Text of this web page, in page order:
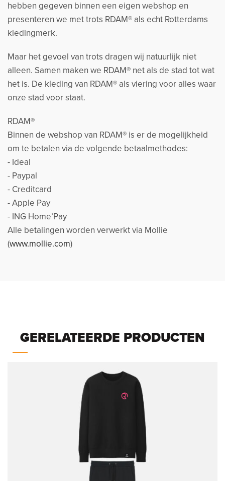
hebben gegeven binnen een eigen webshop en
presenteren we met trots RDAM® als echt Rotterdams
kledingmerk.
Maar het gevoel van trots dragen wij natuurlijk niet
alleen. Samen maken we RDAM® net als de stad tot wat
het is. De kleding van RDAM® als viering voor alles waar
onze stad voor staat.
RDAM®
Binnen de webshop van RDAM® is er de mogelijkheid
om te betalen via de volgende betaalmethodes:
- Ideal
- Paypal
- Creditcard
- Apple Pay
- ING Home’Pay
Alle betalingen worden verwerkt via Mollie
(www.mollie.com)
GERELATEERDE PRODUCTEN